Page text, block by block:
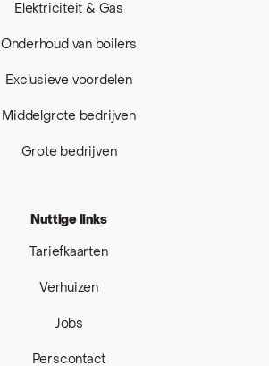
Elektriciteit & Gas
Onderhoud van boilers
Exclusieve voordelen
Middelgrote bedrijven
Grote bedrijven
Nuttige links
Tariefkaarten
Verhuizen
Jobs
Perscontact